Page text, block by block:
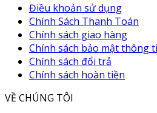
Điều khoản sử dụng
Chính Sách Thanh Toán
Chính sách giao hàng
Chính sách bảo mật thông
Chính sách đổi trả
Chính sách hoàn tiền
VỀ CHÚNG TÔI